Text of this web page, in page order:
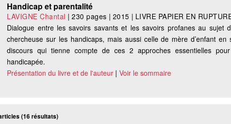
Handicap et parentalité
LAVIGNE Chantal |230 pages | 2015 | LIVRE PAPIER EN
Dialogue entre les savoirs savants et les savoirs profanes au
chercheuse sur les handicaps, mais aussi celle de mère d’enfant
discours qui tienne compte de ces 2 approches essentielles
handicapée.
Présentation du livre et de l'auteur |Voir le sommaire
(16 résultats)